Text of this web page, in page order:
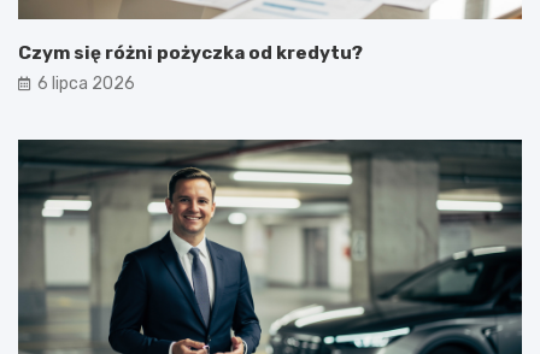
Czym się różni pożyczka od kredytu?
6 lipca 2026